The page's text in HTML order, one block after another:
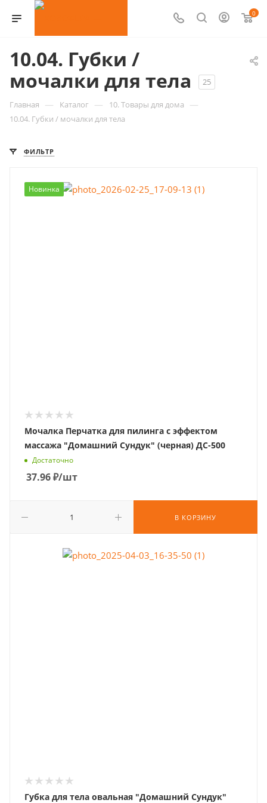
0
10.04. Губки /
мочалки для тела
25
Главная — Каталог — 10. Товары для дома —
10.04. Губки / мочалки для тела
ФИЛЬТР
Новинка
Мочалка Перчатка для пилинга с эффектом
массажа "Домашний Сундук" (черная) ДС-500
Достаточно
37.96₽/шт
В КОРЗИНУ
Губка для тела овальная "Домашний Сундук"